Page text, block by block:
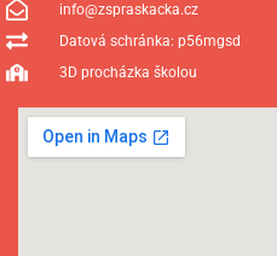
info@zspraskacka.cz
Datová schránka: p56mgsd
3D procházka školou